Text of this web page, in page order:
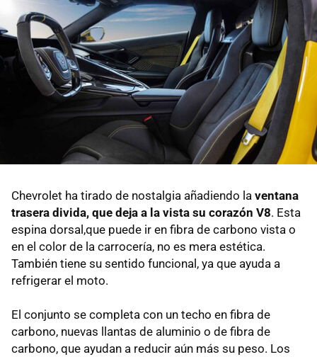
Chevrolet ha tirado de nostalgia añadiendo la ventana
trasera divida, que deja a la vista su corazón V8. Esta
espina dorsal,que puede ir en fibra de carbono vista o
en el color de la carrocería, no es mera estética.
También tiene su sentido funcional, ya que ayuda a
refrigerar el moto.
El conjunto se completa con un techo en fibra de
carbono, nuevas llantas de aluminio o de fibra de
carbono, que ayudan a reducir aún más su peso. Los